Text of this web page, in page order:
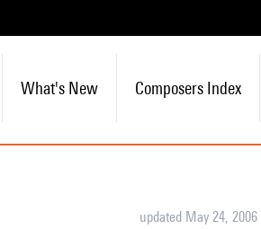
What's New Composers Index
updated May 24, 2006